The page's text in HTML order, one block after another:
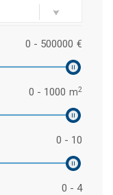
€
0 - 500000
m2
0 - 1000
0 - 10
0 - 4